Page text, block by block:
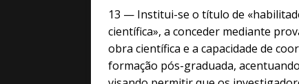
13 — Institui-se o título de
científica», a conceder mediante
obra científica e a capacidade de
formação pós-graduada,